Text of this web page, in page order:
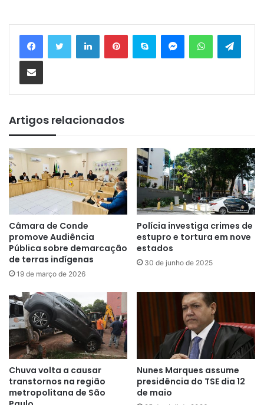
Artigos relacionados
Câmara de Conde
promove Audiência
Pública sobre demarcação
de terras indígenas
19 de março de 2026
Polícia investiga crimes de
estupro e tortura em nove
estados
30 de junho de 2025
Chuva volta a causar
transtornos na região
metropolitana de São
Nunes Marques assume
presidência do TSE dia 12
de maio